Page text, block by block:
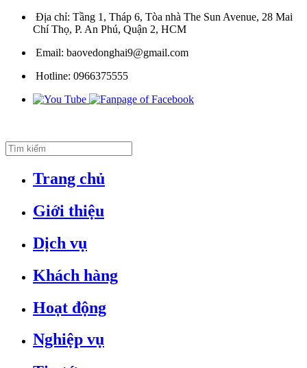
Địa chỉ: Tầng 1, Tháp 6, Tòa nhà The Sun Avenue, 28 Mai
Chí Thọ, P. An Phú, Quận 2, HCM
Email: baovedonghai9@gmail.com
Hotline: 0966375555
Trang chủ
Giới thiệu
Dịch vụ
Khách hàng
Hoạt động
Nghiệp vụ